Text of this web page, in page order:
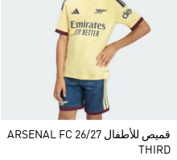
قميص للأطفال ARSENAL FC 26/27
THIRD